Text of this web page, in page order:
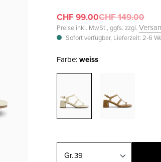
CHF 99.00CHF 149.00
Preise inkl. MwSt., ggfs. zzgl.
Sofort verfügbar, Lieferzeit: 2-6
Farbe:weiss
39